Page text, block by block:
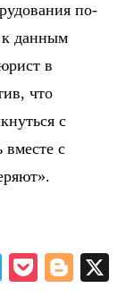
по-
к данным
в
что
с
вместе с
T
P
Bl